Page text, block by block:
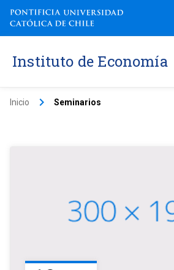
Instituto de Economía
Inicio keyboard_arrow_right Seminarios